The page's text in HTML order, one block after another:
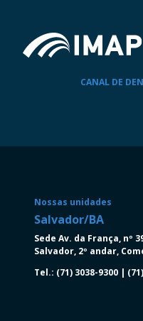
CANAL DE
Nossas unidades
Salvador/BA
Sede Av. da França, nº
Salvador, 2º andar,
Tel.: (71) 3038-9300 |